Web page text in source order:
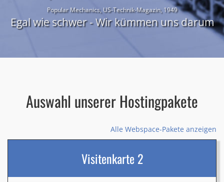
Popular Mechanics, US-Technik-Magazin, 1949
Egal wie schwer - Wir kümmen uns darum
Auswahl unserer Hostingpakete
Alle Webspace-Pakete anzeigen
Visitenkarte 2